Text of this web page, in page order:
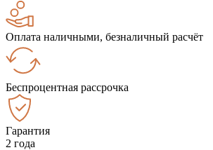
Оплата наличными, безналичный расчёт
Беспроцентная рассрочка
Гарантия
2 года